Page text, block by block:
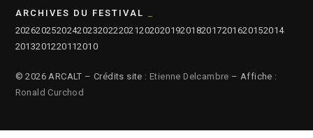
ARCHIVES DU FESTIVAL
2026202520242023202220212020201920182017201620152014
2013201220112010
© 2026 ARCALT – Crédits site : Etienne Delcambre – Affiche :
Ronald Curchod